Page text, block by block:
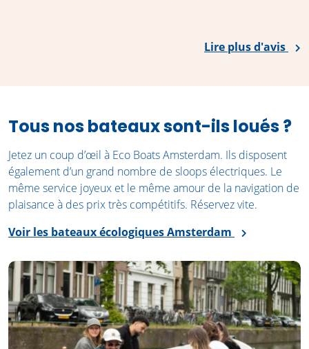
Lire plus d'avis
Tous nos bateaux sont-ils loués ?
Jetez un coup d’œil à Eco Boats Amsterdam. Ils disposent
également d’un grand nombre de sloops électriques. Le
même service joyeux et le même amour de la navigation de
plaisance à des prix très compétitifs. Réservez vite.
Voir les bateaux écologiques Amsterdam